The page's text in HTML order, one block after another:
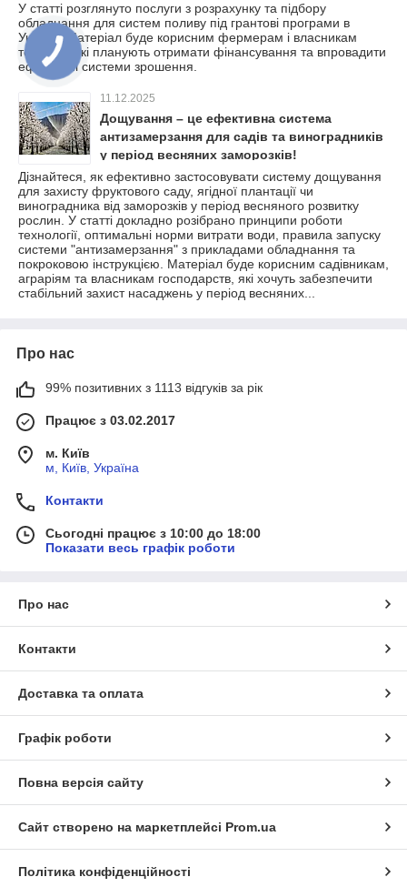
У статті розглянуто послуги з розрахунку та підбору
обладнання для систем поливу під грантові програми в
Україні. Матеріал буде корисним фермерам і власникам
теплиць, які планують отримати фінансування та впровадити
ефективні системи зрошення.
11.12.2025
Дощування – це ефективна система
антизамерзання для садів та виноградників
у період весняних заморозків!
Дізнайтеся, як ефективно застосовувати систему дощування
для захисту фруктового саду, ягідної плантації чи
виноградника від заморозків у період весняного розвитку
рослин. У статті докладно розібрано принципи роботи
технології, оптимальні норми витрати води, правила запуску
системи "антизамерзання" з прикладами обладнання та
покроковою інструкцією. Матеріал буде корисним садівникам,
аграріям та власникам господарств, які хочуть забезпечити
стабільний захист насаджень у період весняних...
Про нас
99% позитивних з 1113 відгуків за рік
Працює з 03.02.2017
м. Київ
м, Київ, Україна
Контакти
Сьогодні працює з 10:00 до 18:00
Показати весь графік роботи
Про нас
Контакти
Доставка та оплата
Графік роботи
Повна версія сайту
Сайт створено на маркетплейсі Prom.ua
Політика конфіденційності